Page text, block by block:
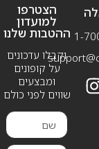
1-
הצטרפו
למועדון
ההטבות שלנו
וקבלו עדכונים
על קופונים
ומבצעים
שווים לפני כולם